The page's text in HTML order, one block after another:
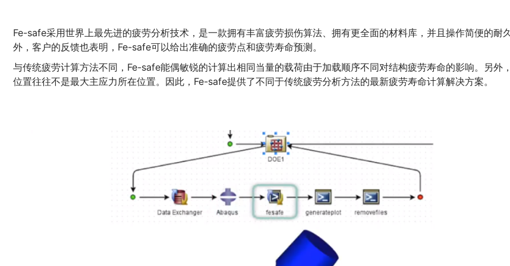
Fe-safe采用世界上最先进的疲劳分析技术，是一款拥有丰富疲劳损伤算法、拥有更全面的材料库，并且操作简便的
外，客户的反馈也表明，Fe-safe可以给出准确的疲劳点和疲劳寿命预测。
与传统疲劳计算方法不同，Fe-safe能偶敏锐的计算出相同当量的载荷由于加载顺序不同对结构疲劳寿命的影响。另
位置往往不是最大主应力所在位置。因此，Fe-safe提供了不同于传统疲劳分析方法的最新疲劳寿命计算解决方案。